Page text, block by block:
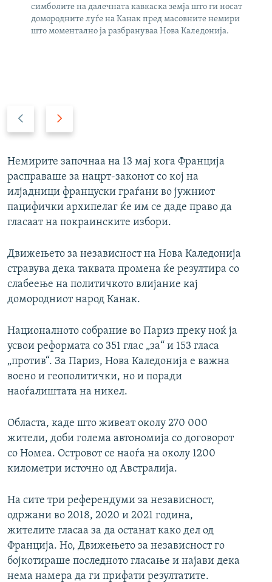
симболите на далечната кавкаска земја што ги носат
домородните луѓе на Канак пред масовните немири
што моментално ја разбрануваа Нова Каледонија.
v
i
o
u
s
l
i
d
e
t
s
l
i
d
Немирите започнаа на 13 мај кога Франција
расправаше за нацрт-законот со кој на
илјадници француски граѓани во јужниот
пацифички архипелаг ќе им се даде право да
гласаат на покраинските избори.
Движењето за независност на Нова Каледонија
стравува дека таквата промена ќе резултира со
слабеење на политичкото влијание кај
домородниот народ Канак.
Националното собрание во Париз преку ноќ ја
усвои реформата со 351 глас „за“ и 153 гласа
„против“. За Париз, Нова Каледонија е важна
воено и геополитички, но и поради
наоѓалиштата на никел.
Областа, каде што живеат околу 270 000
жители, доби голема автономија со договорот
со Номеа. Островот се наоѓа на околу 1200
километри источно од Австралија.
На сите три референдуми за независност,
одржани во 2018, 2020 и 2021 година,
жителите гласаа за да останат како дел од
Франција. Но, Движењето за независност го
бојкотираше последното гласање и најави дека
нема намера да ги прифати резултатите.